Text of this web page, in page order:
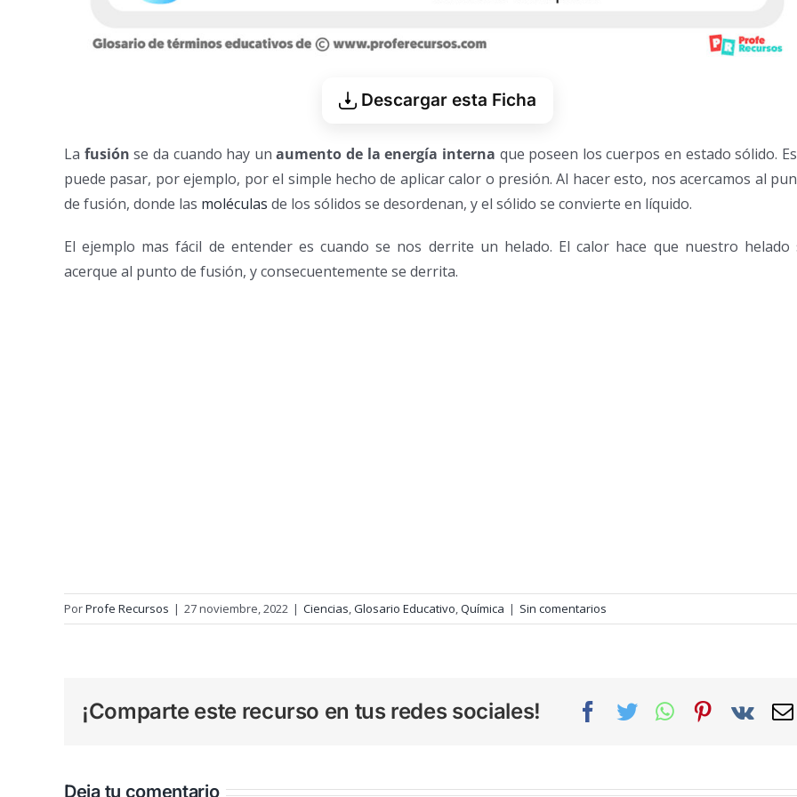
Descargar esta Ficha
La fusión se da cuando hay unaumento de la energía interna que poseen los cuerpos en estado sólido.
puede pasar, por ejemplo, por el simple hecho de aplicar calor o presión. Al hacer esto, nos acercamos al
de fusión, donde las moléculas de los sólidos se desordenan, y el sólido se convierte en líquido.
El ejemplo mas fácil de entender es cuando se nos derrite un helado. El calor hace que nuestro helado
acerque al punto de fusión, y consecuentemente se derrita.
PorProfe Recursos | 27 noviembre, 2022 | Ciencias,Glosario Educativo,Química | Sin comentarios
¡Comparte este recurso en tus redes sociales! Facebook
TwitterWhatsAppPinterest
Vk
Deja tu comentario